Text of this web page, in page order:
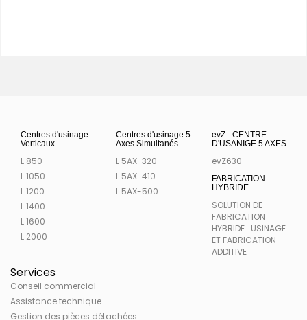
Centres d'usinage
Verticaux
L 850
L 1050
L 1200
L 1400
L 1600
L 2000
Centres d'usinage 5
Axes Simultanés
L 5AX-320
L 5AX-410
L 5AX-500
evZ - CENTRE
D'USANIGE 5 AXES
evZ630
FABRICATION
HYBRIDE
SOLUTION DE
FABRICATION
HYBRIDE : USINAGE
ET FABRICATION
ADDITIVE
Services
Conseil commercial
Assistance technique
Gestion des pièces détachées